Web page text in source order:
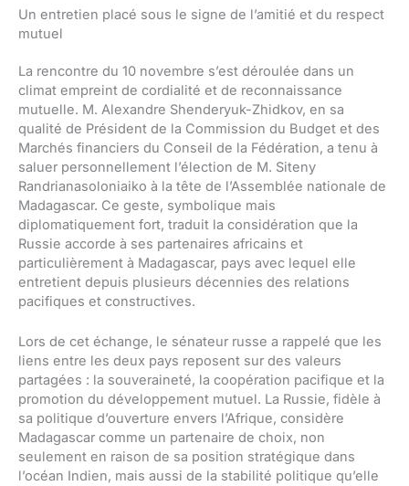
Un entretien placé sous le signe de l’amitié et du respect
mutuel
La rencontre du 10 novembre s’est déroulée dans un
climat empreint de cordialité et de reconnaissance
mutuelle. M. Alexandre Shenderyuk-Zhidkov, en sa
qualité de Président de la Commission du Budget et des
Marchés financiers du Conseil de la Fédération, a tenu à
saluer personnellement l’élection de M. Siteny
Randrianasoloniaiko à la tête de l’Assemblée nationale de
Madagascar. Ce geste, symbolique mais
diplomatiquement fort, traduit la considération que la
Russie accorde à ses partenaires africains et
particulièrement à Madagascar, pays avec lequel elle
entretient depuis plusieurs décennies des relations
pacifiques et constructives.
Lors de cet échange, le sénateur russe a rappelé que les
liens entre les deux pays reposent sur des valeurs
partagées : la souveraineté, la coopération pacifique et la
promotion du développement mutuel. La Russie, fidèle à
sa politique d’ouverture envers l’Afrique, considère
Madagascar comme un partenaire de choix, non
seulement en raison de sa position stratégique dans
l’océan Indien, mais aussi de la stabilité politique qu’elle